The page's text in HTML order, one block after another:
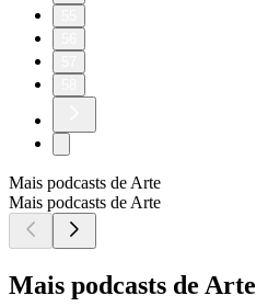
Mais podcasts de Arte
Mais podcasts de Arte
Mais podcasts de Arte